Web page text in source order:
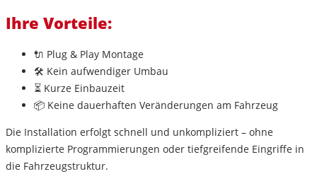
Ihre Vorteile:
🔌 Plug & Play Montage
🛠️ Kein aufwendiger Umbau
⏳ Kurze Einbauzeit
📦 Keine dauerhaften Veränderungen am Fahrzeug
Die Installation erfolgt schnell und unkompliziert – ohne
komplizierte Programmierungen oder tiefgreifende Eingriffe in
die Fahrzeugstruktur.